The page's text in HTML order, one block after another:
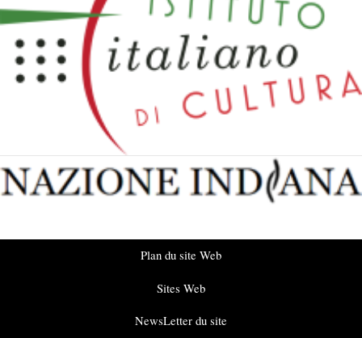
Plan du site Web
Sites Web
NewsLetter du site